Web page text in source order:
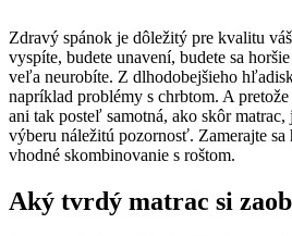
Zdravý spánok je dôležitý pre kvalitu
vyspíte, budete unavení, budete sa
veľa neurobíte. Z dlhodobejšieho
napríklad problémy s chrbtom. A
ani tak posteľ samotná, ako skôr
výberu náležitú pozornosť. Zamerajte
vhodné skombinovanie s roštom.
Aký tvrdý matrac si